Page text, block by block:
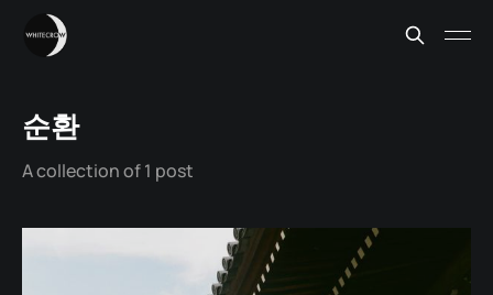
순환
A collection of 1 post